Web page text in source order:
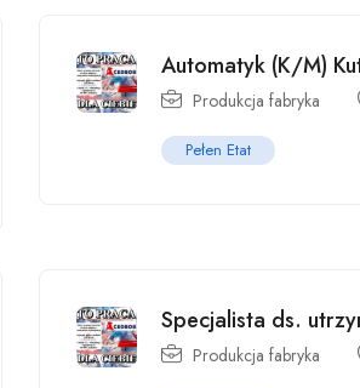
Automatyk (K/M)
Produkcja fabryka
Pełen Etat
Specjalista ds.
Produkcja fabryka